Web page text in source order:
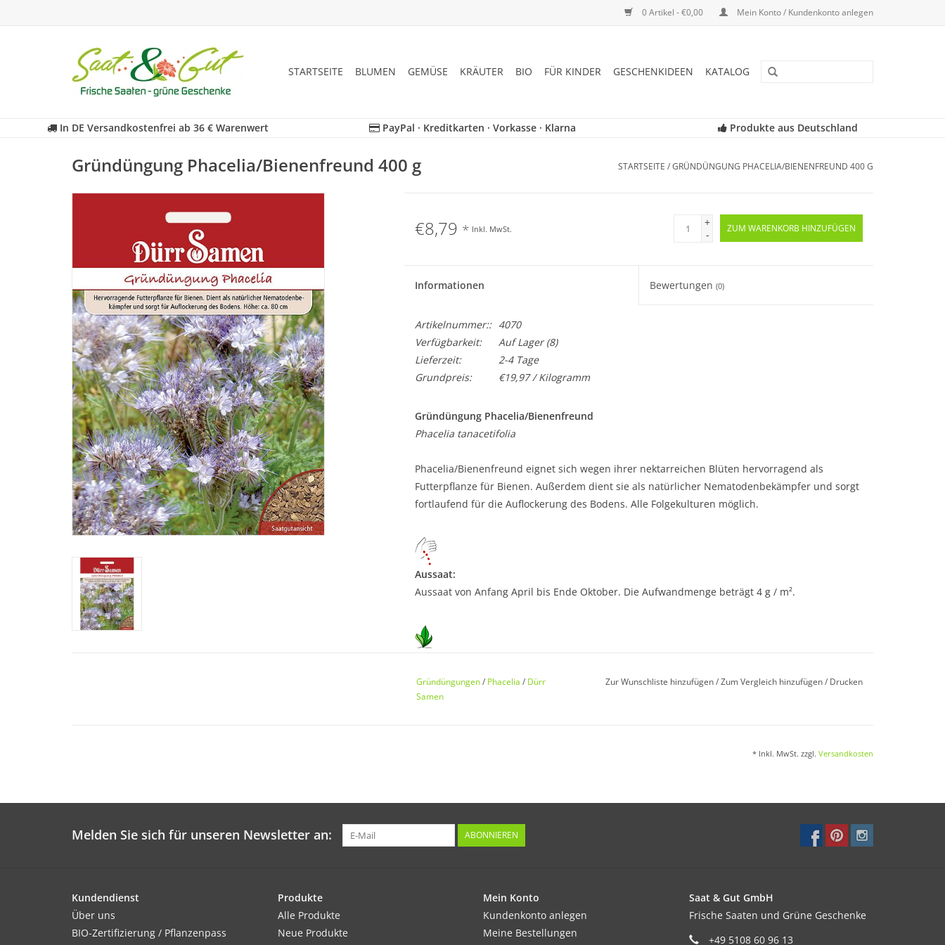
0 Artikel - €0,00 Mein Konto / Kundenkonto anlegen
STARTSEITE BLUMEN GEMÜSE KRÄUTER BIO FÜR KINDER GESCHENKIDEEN KATALOG
In DE Versandkostenfrei ab 36 € Warenwert PayPal · Kreditkarten · Vorkasse · Klarna Produkte aus Deutschland
Gründüngung Phacelia/Bienenfreund 400 g STARTSEITE /GRÜNDÜNGUNG PHACELIA/BIENENFREUND 400 G
€8,79 * Inkl. MwSt.
+
-
ZUM WARENKORB HINZUFÜGEN
Informationen Bewertungen(0)
Artikelnummer::
4070
Verfügbarkeit:
Auf Lager(8)
Lieferzeit:
2-4 Tage
Grundpreis:
€19,97 / Kilogramm
Gründüngung Phacelia/Bienenfreund
Phacelia tanacetifolia
Phacelia/Bienenfreund eignet sich wegen ihrer nektarreichen Blüten hervorragend als
Futterpflanze für Bienen. Außerdem dient sie als natürlicher Nematodenbekämpfer und sorgt
fortlaufend für die Auflockerung des Bodens. Alle Folgekulturen möglich.
Aussaat:
Aussaat von Anfang April bis Ende Oktober. Die Aufwandmenge beträgt 4 g / m².
Sonnig, anspruchslos, auch für sandige, nährstoffarme Böden.
Gründüngungen/ Phacelia / Dürr
Samen
Zur Wunschliste hinzufügen/Zum Vergleich hinzufügen/ Drucken
* Inkl. MwSt. zzgl. Versandkosten
Melden Sie sich für unseren Newsletter an: ABONNIEREN
Kundendienst
Über uns
BIO-Zertifizierung / Pflanzenpass
Produkte
Alle Produkte
Neue Produkte
Mein Konto
Kundenkonto anlegen
Meine Bestellungen
Saat & Gut GmbH
Frische Saaten und Grüne Geschenke
+49 5108 60 96 13